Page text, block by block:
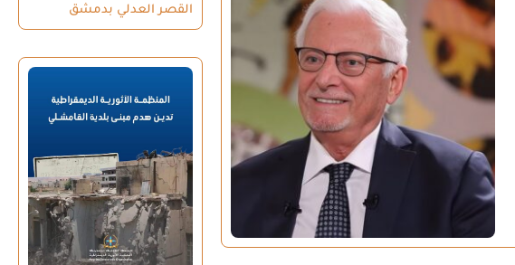
القصر العدلي بدمشق